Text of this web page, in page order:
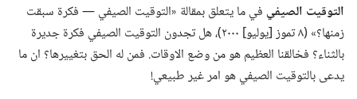
التوقيت الصيفي في ما يتعلق بمقالة «التوقيت الصيفي —‏ فكرة سبقت
زمنها؟‏» (‏٨ تموز [يوليو] ٢٠٠٠)‏،‏ هل تجدون التوقيت الصيفي فكرة جديرة
بالثناء؟‏ فخالقنا العظيم هو من وضع الاوقات.‏ فمن له الحق بتغييرها؟‏ ان ما
يدعى بالتوقيت الصيفي هو امر غير طبيعي!‏